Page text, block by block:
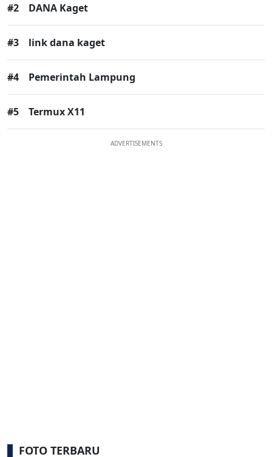
#2 DANA Kaget
#3 link dana kaget
#4 Pemerintah Lampung
#5 Termux X11
ADVERTISEMENTS
FOTO TERBARU